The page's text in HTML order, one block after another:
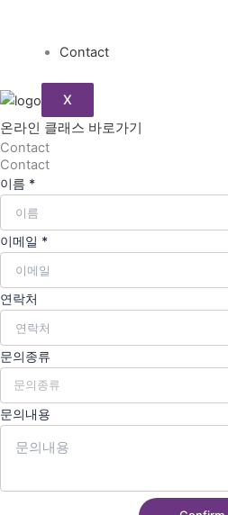
Contact
X
온라인 클래스 바로가기
Contact
Contact
이름 *
이메일 *
문
내
용
락
처
종
연락처
문의종류
문의내용